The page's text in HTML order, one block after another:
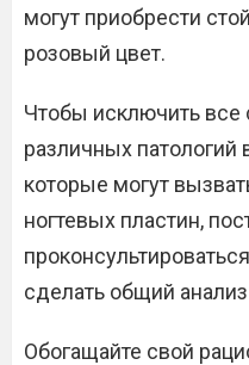
могут приобрести
розовый цвет.
Чтобы исключить
различных патологий
которые могут
ногтевых пластин,
сделать общий
Обогащайте свой